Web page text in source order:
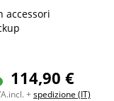
accessori
e diapason
114,90 €
+spedizione (IT)